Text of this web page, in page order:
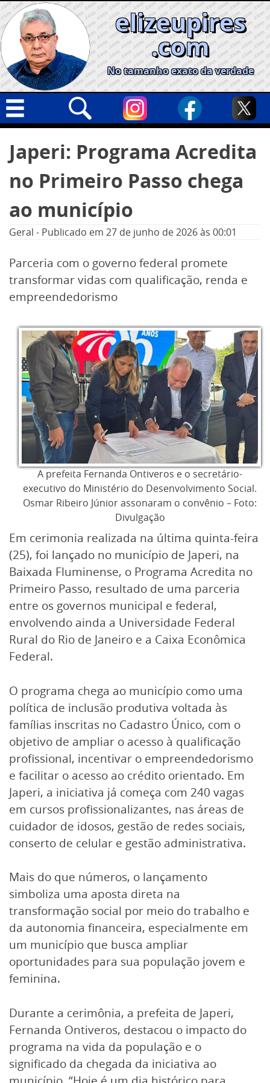
Skip
to
content
elizeupires
.com
No tamanho exato da verdade
Geral
Cidades
Informe especial
por:
Japeri: Programa Acredita
no Primeiro Passo chega
ao município
Geral - Publicado em 27 de junho de 2026às 00:01
Parceria com o governo federal promete
transformar vidas com qualificação, renda e
empreendedorismo
A prefeita Fernanda Ontiveros e o secretário-
executivo do Ministério do Desenvolvimento Social.
Osmar Ribeiro Júnior assonaram o convênio – Foto:
Divulgação
Em cerimonia realizada na última quinta-feira
(25), foi lançado no município de Japeri, na
Baixada Fluminense, o Programa Acredita no
Primeiro Passo, resultado de uma parceria
entre os governos municipal e federal,
envolvendo ainda a Universidade Federal
Rural do Rio de Janeiro e a Caixa Econômica
Federal.
O programa chega ao município como uma
política de inclusão produtiva voltada às
famílias inscritas no Cadastro Único, com o
objetivo de ampliar o acesso à qualificação
profissional, incentivar o empreendedorismo
e facilitar o acesso ao crédito orientado. Em
Japeri, a iniciativa já começa com 240 vagas
em cursos profissionalizantes, nas áreas de
cuidador de idosos, gestão de redes sociais,
conserto de celular e gestão administrativa.
Mais do que números, o lançamento
simboliza uma aposta direta na
transformação social por meio do trabalho e
da autonomia financeira, especialmente em
um município que busca ampliar
oportunidades para sua população jovem e
feminina.
Durante a cerimônia, a prefeita de Japeri,
Fernanda Ontiveros, destacou o impacto do
programa na vida da população e o
significado da chegada da iniciativa ao